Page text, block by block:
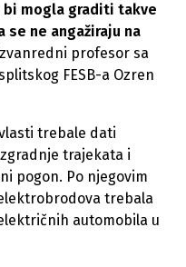
mogla graditi takve
se ne angažiraju na
profesor sa
FESB-a Ozren
trebale dati
trajekata i
pogon. Po njegovim
trebala
automobila u